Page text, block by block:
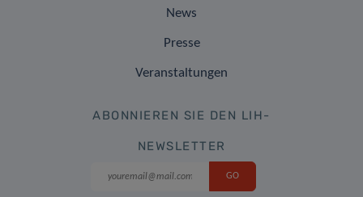
News
Presse
Veranstaltungen
ABONNIEREN SIE DEN LIH-
NEWSLETTER